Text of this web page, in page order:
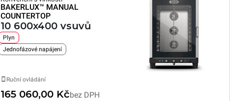
BAKERLUX™ MANUAL
COUNTERTOP
10 600x400 vsuvů
Plyn
Jednofázové napájení
Ruční ovládání
165 060,00 Kčbez DPH